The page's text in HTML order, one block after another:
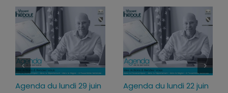
juin
Agenda du lundi 22 juin
Agenda du lundi 13